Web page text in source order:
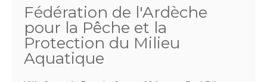
Fédération de l'Ardèche
pour la Pêche et la
Protection du Milieu
Aquatique